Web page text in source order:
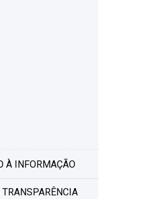
À INFORMAÇÃO